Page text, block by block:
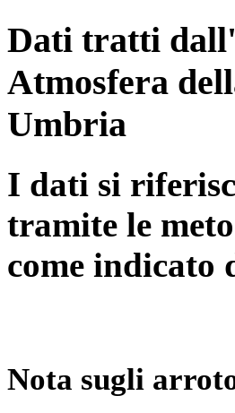
Dati tratti
Atmosfera
Umbria
I dati si
tramite le
come indicato
Nota sugli